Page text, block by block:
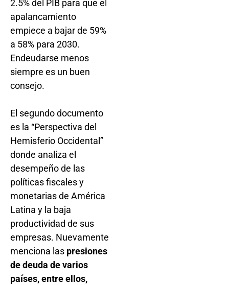
2.5% del PIB para que el
apalancamiento
empiece a bajar de 59%
a 58% para 2030.
Endeudarse menos
siempre es un buen
consejo.
El segundo documento
es la “Perspectiva del
Hemisferio Occidental”
donde analiza el
desempeño de las
políticas fiscales y
monetarias de América
Latina y la baja
productividad de sus
empresas. Nuevamente
menciona las presiones
de deuda de varios
países, entre ellos,